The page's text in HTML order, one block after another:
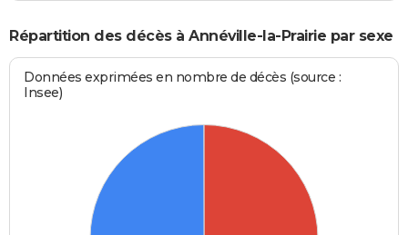
Répartition des décès à Annéville-la-Prairie par sexe
Données exprimées en nombre de décès (source :
Insee)